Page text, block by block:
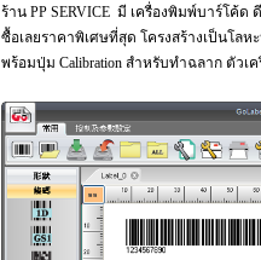
ร้าน PP SERVICE มี เครื่องพิมพ์บาร์โค้
ซื้อเลยราคาพิเศษที่สุด โครงสร้างเป็นโล
พร้อมปุ่ม Calibration สำหรับทำฉลาก ตัวเ